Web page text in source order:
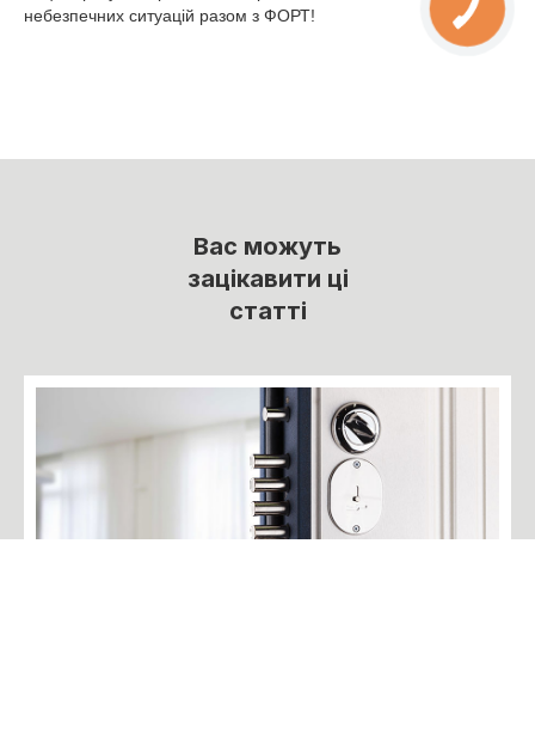
небезпечних ситуацій разом з ФОРТ!
Вас можуть
зацікавити ці
статті